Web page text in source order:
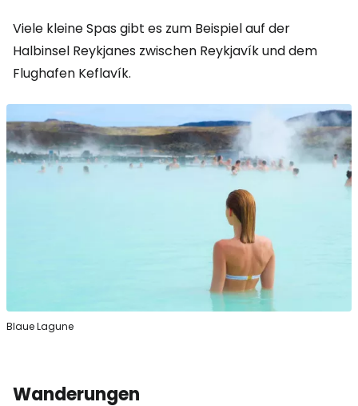
Viele kleine Spas gibt es zum Beispiel auf der
Halbinsel Reykjanes zwischen Reykjavík und dem
Flughafen Keflavík.
Blaue Lagune
Wanderungen